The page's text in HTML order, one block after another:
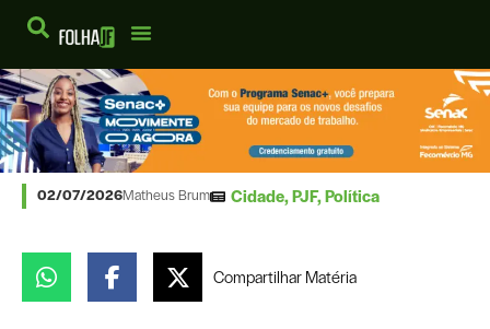
02/07/2026Matheus Brum Cidade,PJF,Política
CompartilharMatéria